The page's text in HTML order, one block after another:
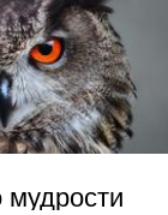
мудрости